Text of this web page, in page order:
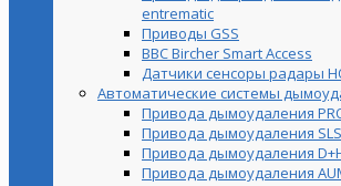
entrematic
Приводы GSS
BBC Bircher Smart Access
Датчики сенсоры радары
Автоматические системы
Привода дымоудаления
Привода дымоудаления SLS
Привода дымоудаления
Привода дымоудаления